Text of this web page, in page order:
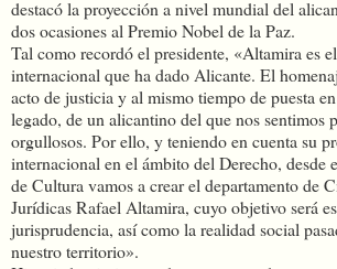
destacó la proyección a nivel mundial del
dos ocasiones al Premio Nobel de la Paz.
Tal como recordó el presidente, «Altamira es
internacional que ha dado Alicante. El
acto de justicia y al mismo tiempo de puesta
legado, de un alicantino del que nos sentimos
orgullosos. Por ello, y teniendo en cuenta su
internacional en el ámbito del Derecho,
de Cultura vamos a crear el departamento de
Jurídicas Rafael Altamira, cuyo objetivo será
jurisprudencia, así como la realidad social
nuestro territorio».